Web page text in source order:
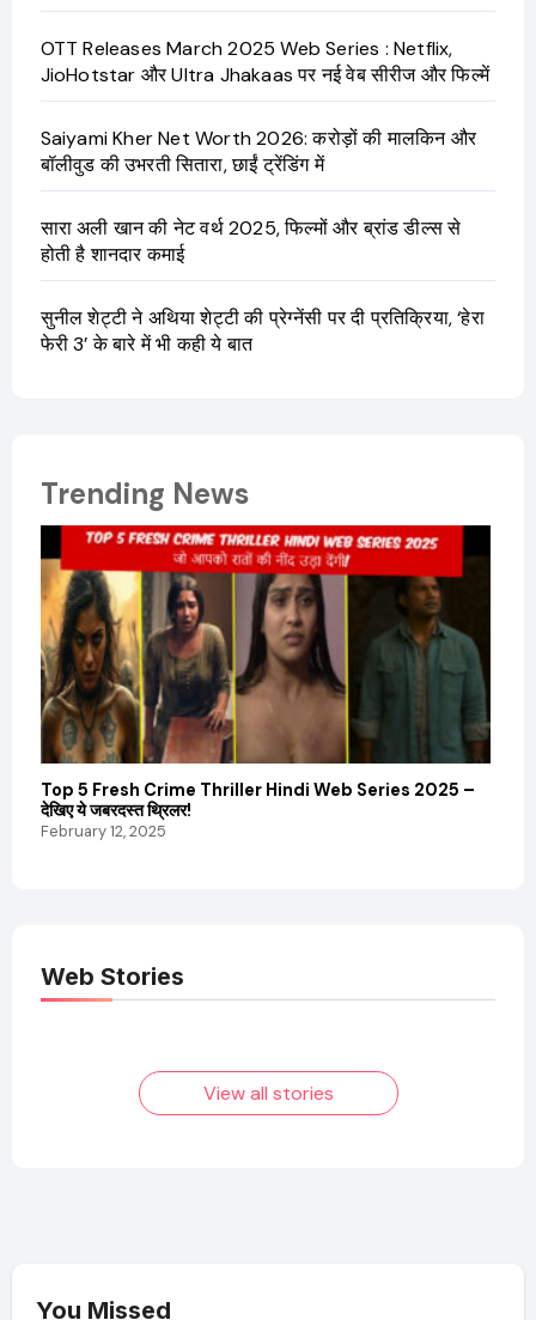
OTT Releases March 2025 Web Series : Netflix,
JioHotstar और Ultra Jhakaas पर नई वेब सीरीज और फिल्में
Saiyami Kher Net Worth 2026: करोड़ों की मालकिन और
बॉलीवुड की उभरती सितारा, छाईं ट्रेंडिंग में
सारा अली खान की नेट वर्थ 2025, फिल्मों और ब्रांड डील्स से
होती है शानदार कमाई
सुनील शेट्टी ने अथिया शेट्टी की प्रेग्नेंसी पर दी प्रतिक्रिया, ‘हेरा
फेरी 3’ के बारे में भी कही ये बात
Trending News
Top 5 Fresh Crime Thriller Hindi Web Series 2025 –
देखिए ये जबरदस्त थ्रिलर!
February 12, 2025
Web Stories
Elvish Yadav: एक
आम लड़के से यूट्यूबर
फिल्मों का जादू और उनका
View all stories
You Missed